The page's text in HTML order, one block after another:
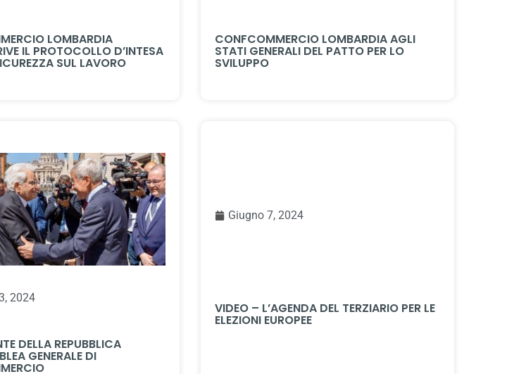
LOMBARDIA
IL PROTOCOLLO D’INTESA
SUL LAVORO
CONFCOMMERCIO LOMBARDIA AGLI
STATI GENERALI DEL PATTO PER LO
SVILUPPO
2024
DELLA REPUBBLICA
GENERALE DI
Giugno 7, 2024
VIDEO – L’AGENDA DEL TERZIARIO PER LE
ELEZIONI EUROPEE